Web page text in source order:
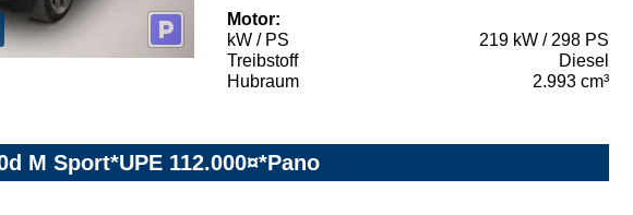
Motor:
kW / PS
219 kW / 298 PS
Treibstoff
Diesel
Hubraum
2.993 cm³
M Sport*UPE 112.000¤*Pano